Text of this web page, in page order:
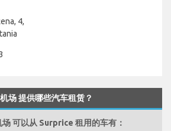
4,
场 提供哪些汽车租赁？
可以从 Surprice 租用的车有：